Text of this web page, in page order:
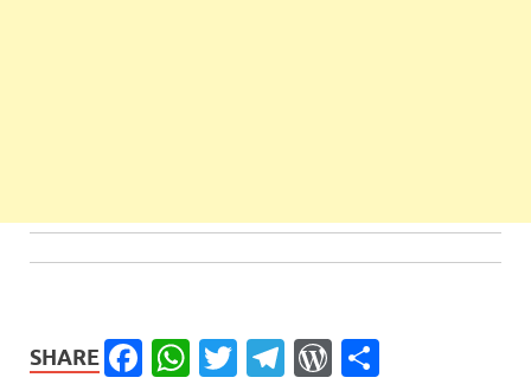
SHARE Facebook
WhatsApp
Twitter
Telegram
WordPress